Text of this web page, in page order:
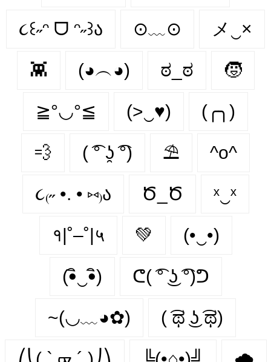
૮꒰˶ᵔ ᗜ ᵔ˶꒱ა ⊙﹏⊙ メ‿×
👾 (◕︵◕) ಠ_ಠ 🧒
≧°◡°≦ (>‿♥) (╭╮)
💨 ( ͡° ʖ̯ ͡°) ⛱ ^o^
૮₍˶ •. • ⑅₎ა Ծ_Ծ ˣ‿ˣ
१|˚–˚|५ 💚 (•‿•)
(•ิ‿•ิ) ᕦ( ͡° ͜ʖ ͡°)ᕤ
~(◡﹏◕✿) ( ͡ಥ ͜ʖ ͡ಥ)